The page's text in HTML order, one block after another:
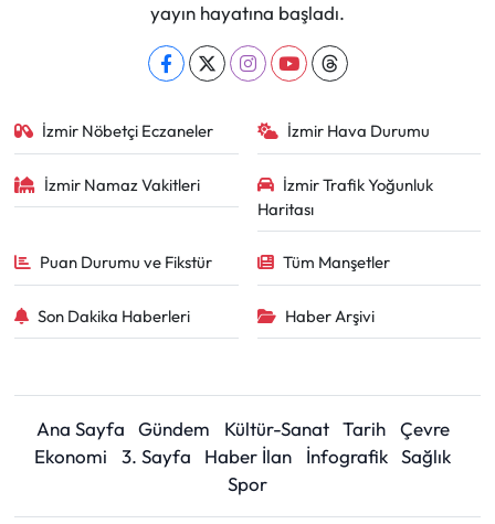
yayın hayatına başladı.
İzmir Nöbetçi Eczaneler İzmir Hava Durumu
İzmir Namaz Vakitleri
İzmir Trafik Yoğunluk
Haritası
Puan Durumu ve Fikstür Tüm Manşetler
Son Dakika Haberleri Haber Arşivi
Ana Sayfa Gündem Kültür-Sanat Tarih
Çevre
Ekonomi
3. Sayfa Haber İlan İnfografik Sağlık
Spor